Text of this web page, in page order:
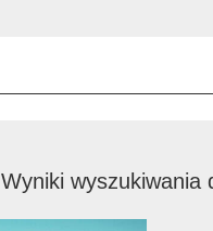
Wyniki wyszukiwania